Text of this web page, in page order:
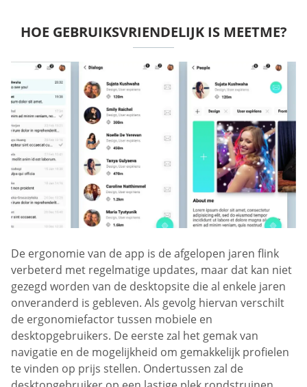
HOE GEBRUIKSVRIENDELIJK IS MEETME?
De ergonomie van de app is de afgelopen jaren flink
verbeterd met regelmatige updates, maar dat kan niet
gezegd worden van de desktopsite die al enkele jaren
onveranderd is gebleven. Als gevolg hiervan verschilt
de ergonomiefactor tussen mobiele en
desktopgebruikers. De eerste zal het gemak van
navigatie en de mogelijkheid om gemakkelijk profielen
te vinden op prijs stellen. Ondertussen zal de